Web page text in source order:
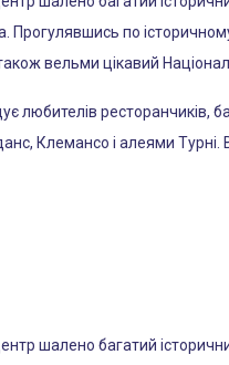
Прогулявшись по
також вельми цікавий
любителів ресторанчиків,
Клемансо і алеями
шалено багатий